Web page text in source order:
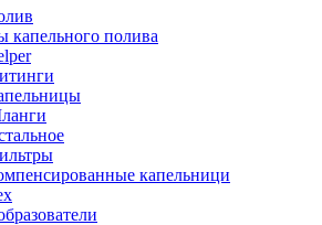
капельного полива
капельници